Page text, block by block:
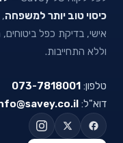
כיסוי טוב יותר למשפחה,
אישי, בדיקת כפל
וללא התחייבות.
טלפון: 073-7818001
דוא"ל: